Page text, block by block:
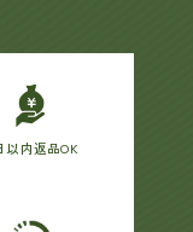
以内返品OK